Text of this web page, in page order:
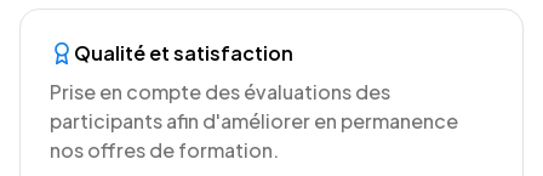
Qualité et satisfaction
Prise en compte des évaluations des
participants afin d'améliorer en permanence
nos offres de formation.